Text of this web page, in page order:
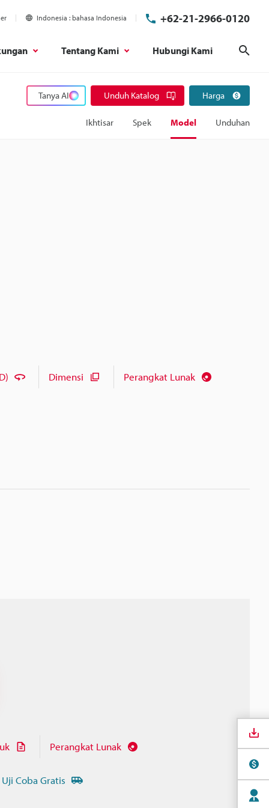
Indonesia bahasa Indonesia +62-21-2966-0120
Tentang Kami Hubungi Kami
Tanya AI Unduh Katalog Harga
Ikhtisar Spek Model Unduhan
Dimensi Perangkat Lunak
Perangkat Lunak
Coba Gratis